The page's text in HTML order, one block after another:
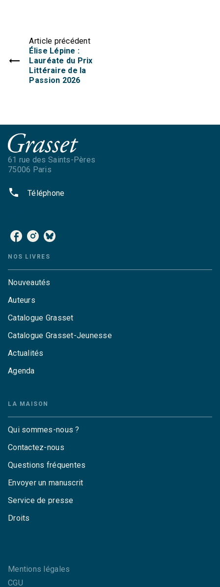
Article précédent
Élise Lépine :
Lauréate du Prix
Littéraire de la
Passion 2026
61 rue des Saints-Pères
75006 Paris
phone Téléphone
NOS LIVRES
Nouveautés
Auteurs
Catalogue Grasset
Catalogue Grasset-Jeunesse
Actualités
Agenda
LA MAISON
Qui sommes-nous ?
Contactez-nous
Questions fréquentes
Envoyer un manuscrit
Service de presse
Droits
Mentions légales
CGU